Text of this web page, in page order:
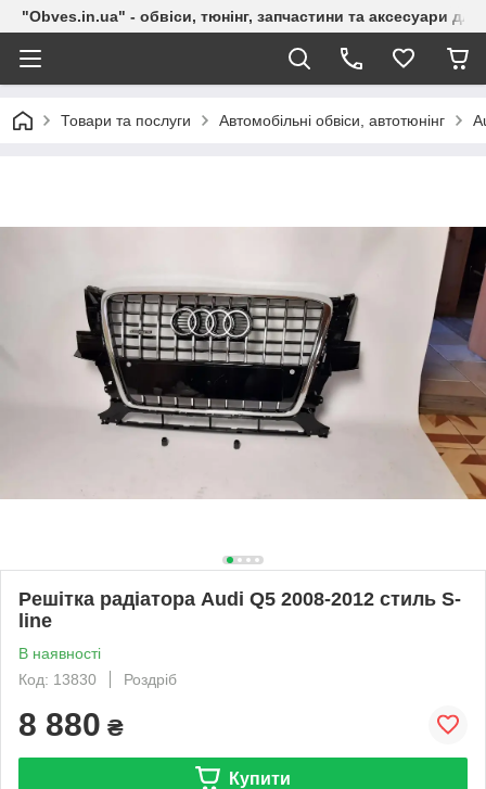
"Obves.in.ua" - обвіси, тюнінг, запчастини та аксесуари
Товари та послуги Автомобільні обвіси, автотюнінг
Решітка радіатора Audi Q5 2008-2012 стиль S-
line
В наявності
Код: 13830
Роздріб
8 880 ₴
Купити